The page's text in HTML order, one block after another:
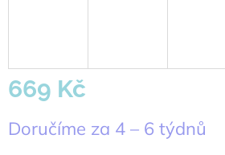
669 Kč
cena:
Doručíme za 4 – 6 týdnů